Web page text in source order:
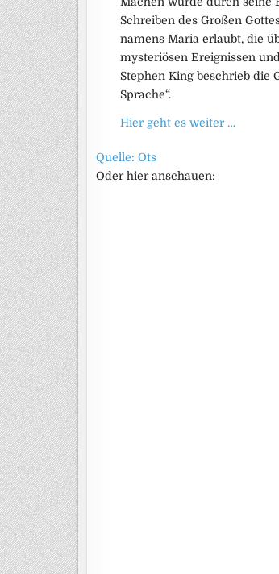
Schreiben des Großen
namens Maria erlaubt, die
mysteriösen Ereignissen
Stephen King beschrieb die
Sprache“.
Hier geht es weiter …
Quelle: Ots
Oder hier anschauen: